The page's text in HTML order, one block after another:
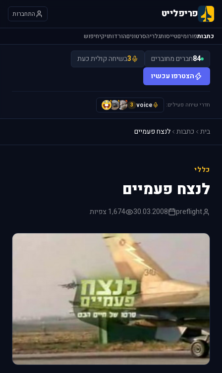
פריפלייט התחברות
כתבותפורומיםטייסותגלריהסרטוניםהורדותויקיחיפוש
84חברים מחוברים 3בשיחה קולית כעת
הצטרפו עכשיו
חדרי שיחה פעילים: voice
3
A
I
I
בית כתבות לנצח פעמיים
כללי
לנצח פעמיים
preflight
30.03.2008 1,674 צפיות